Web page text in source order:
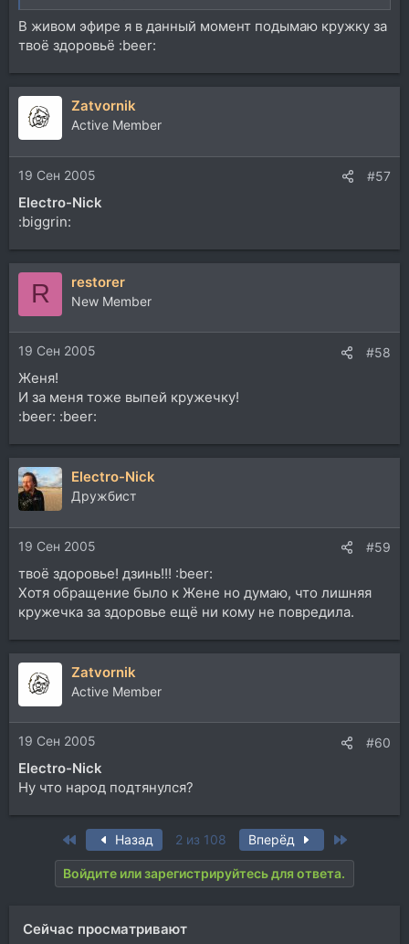
В живом эфире я в данный момент подымаю кружку за
твоё здоровьё :beer:
Zatvornik
Active Member
19 Сен 2005 #57
Electro-Nick
:biggrin:
R restorer
New Member
19 Сен 2005 #58
Женя!
И за меня тоже выпей кружечку!
:beer: :beer:
Electro-Nick
Дружбист
19 Сен 2005 #59
твоё здоровье! дзинь!!! :beer:
Хотя обращение было к Жене но думаю, что лишняя
кружечка за здоровье ещё ни кому не повредила.
Zatvornik
Active Member
19 Сен 2005 #60
Electro-Nick
Ну что народ подтянулся?
First Назад 2 из 108 Вперёд
Войдите или зарегистрируйтесь для ответа.
Сейчас просматривают